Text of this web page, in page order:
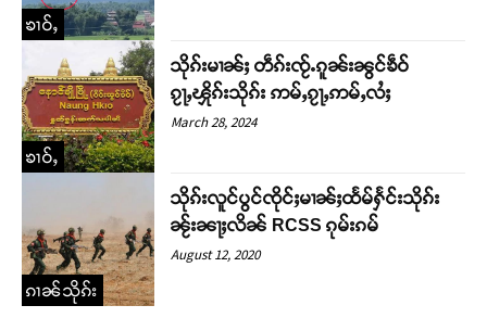
ၶၢဝ်ႇ
ၶၢဝ်ႇ
သိုၵ်းမၢၼ်ႈ တဵၵ်းၸႂ်ႉၵူၼ်းၼွင်ၶဵဝ်
ၵႂႃႇၾိုၵ်းသိုၵ်း ဢမ်ႇၵႂႃႇဢမ်ႇလႆႈ
March 28, 2024
ၵၢၼ်သိုၵ်း
သိုၵ်းလူင်ပွင်ၸိုင်ႈမၢၼ်ႈထႅမ်ႁႅင်းသိုၵ်း
ၼႂ်းၼႃႈလိၼ် RCSS ၵုမ်းၵမ်
August 12, 2020